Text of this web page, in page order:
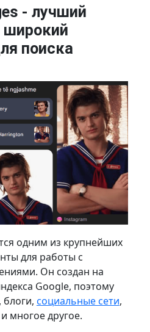
- лучший
широкий
поиска
одним из крупнейших
для работы с
Он создан на
Google, поэтому
блоги, социальные сети,
многое другое.